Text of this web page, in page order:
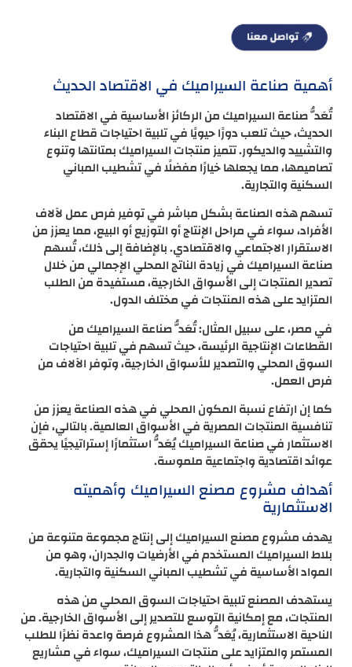
أهمية صناعة السيراميك في الاقتصاد الحديث
تُعَدُّ صناعة السيراميك من الركائز الأساسية في الاقتصاد
الحديث، حيث تلعب دورًا حيويًا في تلبية احتياجات قطاع البناء
والتشييد والديكور. تتميز منتجات السيراميك بمتانتها وتنوع
تصاميمها، مما يجعلها خيارًا مفضلًا في تشطيب المباني
السكنية والتجارية.
تسهم هذه الصناعة بشكل مباشر في توفير فرص عمل لآلاف
الأفراد، سواء في مراحل الإنتاج أو التوزيع أو البيع، مما يعزز من
الاستقرار الاجتماعي والاقتصادي. بالإضافة إلى ذلك، تُسهم
صناعة السيراميك في زيادة الناتج المحلي الإجمالي من خلال
تصدير المنتجات إلى الأسواق الخارجية، مستفيدة من الطلب
المتزايد على هذه المنتجات في مختلف الدول.
في مصر، على سبيل المثال: تُعَدُّ صناعة السيراميك من
القطاعات الإنتاجية الرئيسة، حيث تسهم في تلبية احتياجات
السوق المحلي والتصدير للأسواق الخارجية، وتوفر الآلاف من
فرص العمل.
كما إن ارتفاع نسبة المكون المحلي في هذه الصناعة يعزز من
تنافسية المنتجات المصرية في الأسواق العالمية. بالتالي، فإن
الاستثمار في صناعة السيراميك يُعَدُّ استثمارًا إستراتيجيًا يحقق
عوائد اقتصادية واجتماعية ملموسة.
أهداف مشروع مصنع السيراميك وأهميته
الاستثمارية
يهدف مشروع مصنع السيراميك إلى إنتاج مجموعة متنوعة من
بلاط السيراميك المستخدم في الأرضيات والجدران، وهو من
المواد الأساسية في تشطيب المباني السكنية والتجارية.
يستهدف المصنع تلبية احتياجات السوق المحلي من هذه
المنتجات، مع إمكانية التوسع للتصدير إلى الأسواق الخارجية. من
الناحية الاستثمارية، يُعَدُّ هذا المشروع فرصة واعدة نظرًا للطلب
المستمر والمتزايد على منتجات السيراميك، سواء في مشاريع